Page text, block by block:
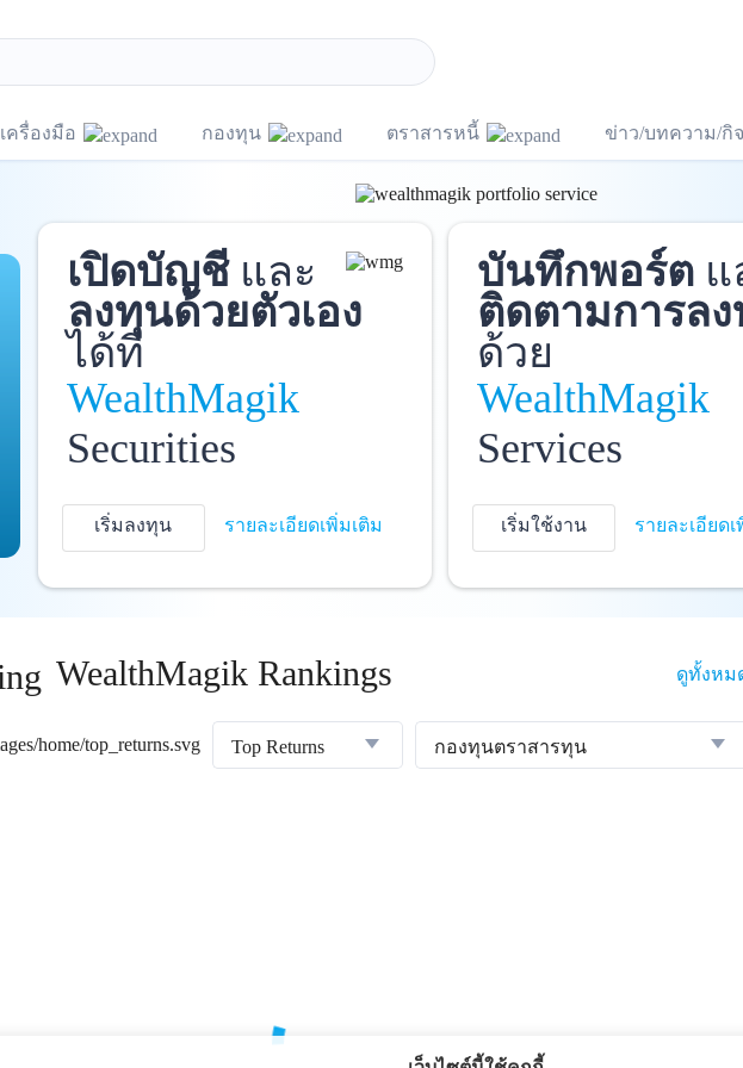
เครื่องมือ กองทุน ตราสารหนี้ ข่าว/บทความ/กิ
เปิดบัญชีและ
ลงทุนด้วยตัวเอง
ได้ที่
WealthMagik
Securities
เริ่มลงทุน รายละเอียดเพิ่มเติม
บันทึกพอร์ต แ
ติดตามการล
ด้วย
WealthMagik
Services
เริ่มใช้งาน รายละเอียด
WealthMagik Rankings ดูทั้งหม
Top Returns กองทุนตราสารทุน